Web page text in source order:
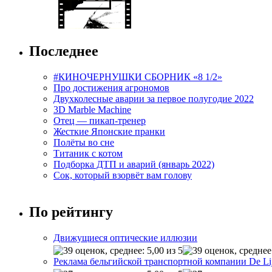
Последнее
#КИНОЧЕРНУШКИ СБОРНИК «8 1/2»
Про достижения агрономов
Двухколесные аварии за первое полугодие 2022
3D Marble Machine
Отец — пикап-тренер
Жесткие Японские пранки
Полёты во сне
Титаник с котом
Подборка ДТП и аварий (январь 2022)
Сок, который взорвёт вам голову
По рейтингу
Движущиеся оптические иллюзии
Реклама бельгийской транспортной компании De